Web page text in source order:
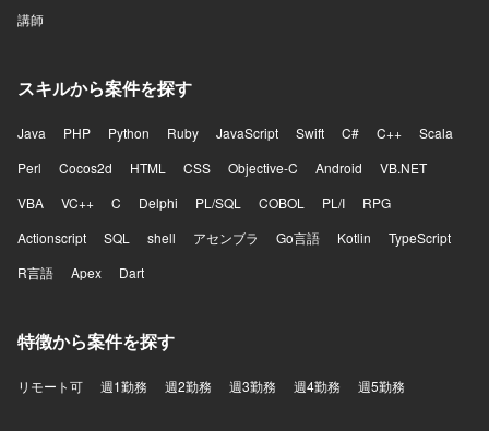
講師
スキルから案件を探す
Java PHP Python Ruby JavaScript Swift C# C++
Scala
Perl
Cocos2d HTML CSS Objective-C Android
VB.NET
VBA
VC++ C Delphi PL/SQL COBOL PL/I
RPG
Actionscript
SQL shell アセンブラ Go言語 Kotlin
TypeScript
R言語
Apex Dart
特徴から案件を探す
リモート可 週1勤務 週2勤務 週3勤務 週4勤務 週5勤務